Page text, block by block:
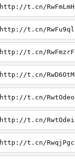
http://t.cn/RwFmLmH
http://t.cn/RwFu9ql
http://t.cn/RwFmzrF
http://t.cn/RwD6OtM
http://t.cn/RwtOdeo
http://t.cn/RwtOdei
http://t.cn/RwqjPgc